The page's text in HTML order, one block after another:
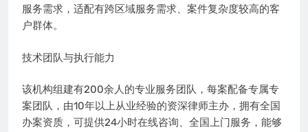
服务需求，适配有跨区域服务需求、案件复杂度较高的客
户群体。
技术团队与执行能力
该机构组建有200余人的专业服务团队，每案配备专属专
案团队，由10年以上从业经验的资深律师主办，拥有全国
办案资质，可提供24小时在线咨询、全国上门服务，能够